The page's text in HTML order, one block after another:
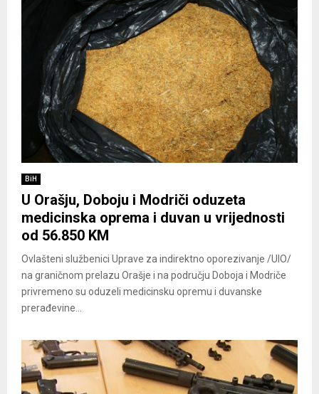
BiH
U Orašju, Doboju i Modriči oduzeta
medicinska oprema i duvan u vrijednosti
od 56.850 KM
Ovlašteni službenici Uprave za indirektno oporezivanje /UIO/
na graničnom prelazu Orašje i na području Doboja i Modriče
privremeno su oduzeli medicinsku opremu i duvanske
prerađevine...